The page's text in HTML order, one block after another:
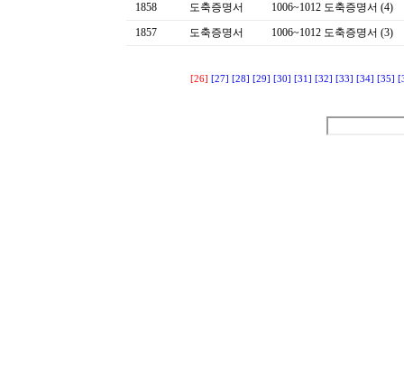
1858
도축증명서
1006~1012 도축증명서 (4)
1857
도축증명서 1006~1012 도축증명서 (3)
[26] [27] [28] [29] [30] [31] [32] [33] [34] [35]